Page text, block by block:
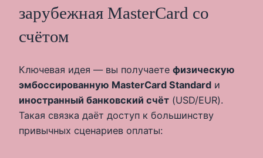
зарубежная MasterCard со
счётом
Ключевая идея — вы получаете физическую
эмбоссированную MasterCard Standard и
иностранный банковский счёт (USD/EUR).
Такая связка даёт доступ к большинству
привычных сценариев оплаты: